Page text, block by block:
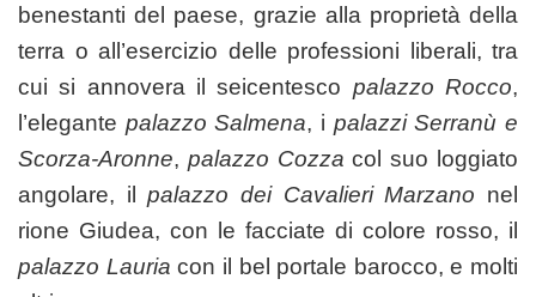
benestanti del paese, grazie alla proprietà della
terra o all’esercizio delle professioni liberali, tra
cui si annovera il seicentesco palazzo Rocco,
l’elegante palazzo Salmena, i palazzi Serranù e
Scorza-Aronne, palazzo Cozza col suo loggiato
angolare, ilpalazzo dei Cavalieri Marzano nel
rione Giudea, con le facciate di colore rosso, il
palazzo Lauria con il bel portale barocco, e molti